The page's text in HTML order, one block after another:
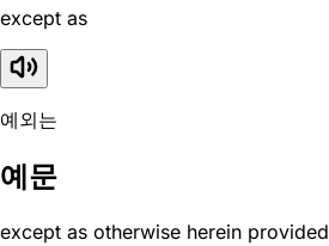
except as
예외는
예문
except as otherwise herein provided